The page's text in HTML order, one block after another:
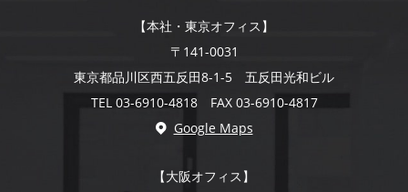
【本社・東京オフィス】
〒141-0031
東京都品川区西五反田8-1-5 五反田光和ビル
TEL 03-6910-4818 FAX 03-6910-4817
Google Maps
【大阪オフィス】